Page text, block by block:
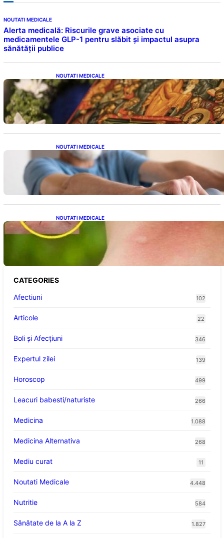
NOUTATI MEDICALE
Alerta medicală: Riscurile grave asociate cu
medicamentele GLP-1 pentru slăbit și impactul asupra
sănătății publice
NOUTATI MEDICALE
Postul Adormirii Maicii Domnului: Tradiții,
Superstiții și Implicații Spiritualitate în 2026
NOUTATI MEDICALE
Îmbunătățirea sănătății cardiovasculare:
Patru exerciții simple pentru reducerea
tensiunii arteriale la domiciliu
NOUTATI MEDICALE
Cum bacteriile pielii influențează atracția
țânțarilor: O nouă viziune asupra alegerii
CATEGORIES
Afectiuni
102
Articole 22
Boli și Afecțiuni 346
Expertul zilei 139
Horoscop 499
Leacuri babesti/naturiste 266
Medicina 1.088
Medicina Alternativa 268
Mediu curat 11
Noutati Medicale 4.448
Nutritie 584
Sănătate de la A la Z 1.827